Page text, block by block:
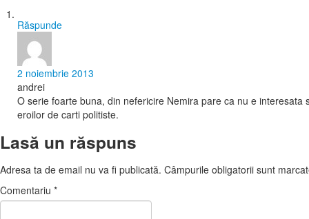
Răspunde
2 noiembrie 2013
andrei
O serie foarte buna, din nefericire Nemira pare ca nu e
eroilor de carti politiste.
Lasă un răspuns
Adresa ta de email nu va fi publicată. Câmpurile obligatorii sunt
Comentariu *